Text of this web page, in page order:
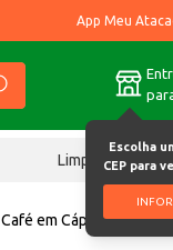
App Meu
Escolha
CEP para
Limpeza
Café em Cápsula Pilão